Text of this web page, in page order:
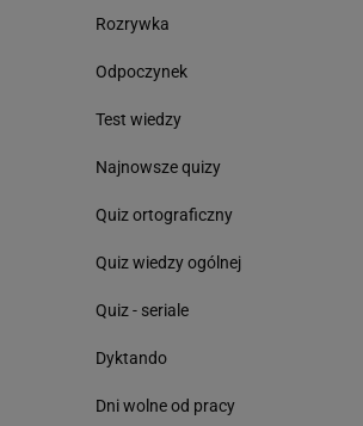
Rozrywka
Odpoczynek
Test wiedzy
Najnowsze quizy
Quiz ortograficzny
Quiz wiedzy ogólnej
Quiz - seriale
Dyktando
Dni wolne od pracy